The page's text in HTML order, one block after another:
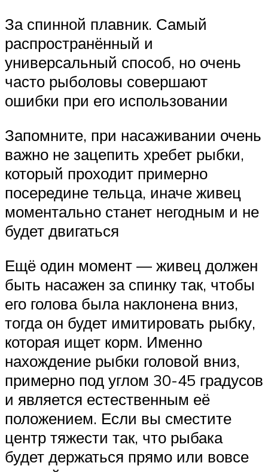
За спинной плавник. Самый
распространённый и
универсальный способ, но очень
часто рыболовы совершают
ошибки при его использовании
Запомните, при насаживании очень
важно не зацепить хребет рыбки,
который проходит примерно
посередине тельца, иначе живец
моментально станет негодным и не
будет двигаться
Ещё один момент — живец должен
быть насажен за спинку так, чтобы
его голова была наклонена вниз,
тогда он будет имитировать рыбку,
которая ищет корм. Именно
нахождение рыбки головой вниз,
примерно под углом 30-45 градусов
и является естественным её
положением. Если вы сместите
центр тяжести так, что рыбака
будет держаться прямо или вовсе